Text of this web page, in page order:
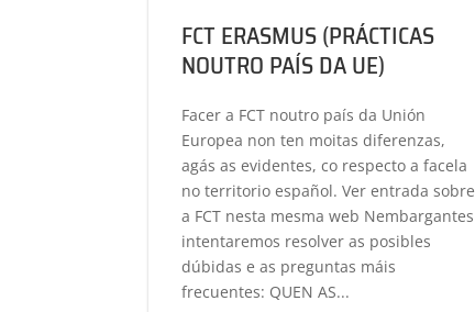
FCT ERASMUS (PRÁCTICAS
NOUTRO PAÍS DA UE)
Facer a FCT noutro país da Unión
Europea non ten moitas diferenzas,
agás as evidentes, co respecto a facela
no territorio español. Ver entrada sobre
a FCT nesta mesma web Nembargantes
intentaremos resolver as posibles
dúbidas e as preguntas máis
frecuentes: QUEN AS...